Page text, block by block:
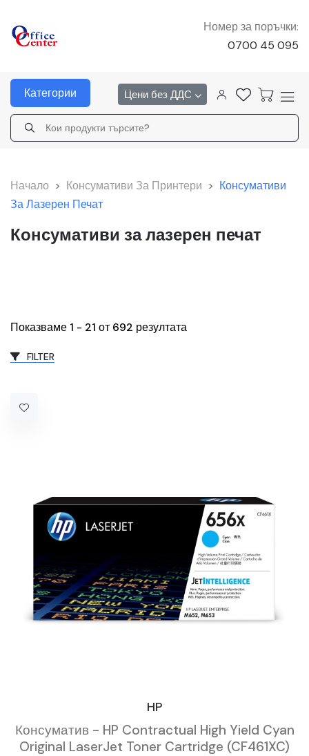
Номер за поръчки:
0700 45 095
Категории Цени без ДДС
Начало > Консумативи За Принтери > Консумативи
За Лазерен Печат
Консумативи за лазерен печат
Показваме 1 - 21 от 692 резултата
FILTER
HP
Консуматив - HP Contractual High Yield Cyan
Original LaserJet Toner Cartridge (CF461XC)